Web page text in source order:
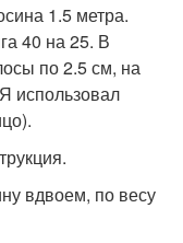
1.5 метра.
40 на 25. В
по 2.5 см, на
использовал
вдвоем, по весу